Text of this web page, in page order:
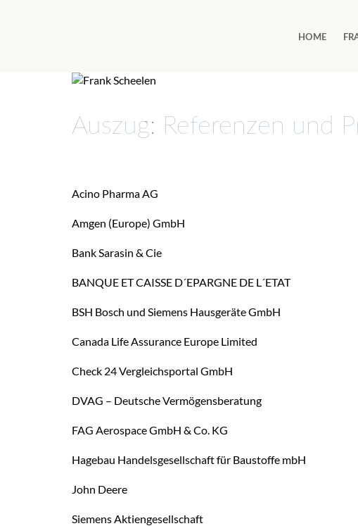
HOME
Auszug: Referenzen und
Acino Pharma AG
Amgen (Europe) GmbH
Bank Sarasin & Cie
BANQUE ET CAISSE D´EPARGNE DE L´ETAT
BSH Bosch und Siemens Hausgeräte GmbH
Canada Life Assurance Europe Limited
Check 24 Vergleichsportal GmbH
DVAG – Deutsche Vermögensberatung
FAG Aerospace GmbH & Co. KG
Hagebau Handelsgesellschaft für Baustoffe mbH
John Deere
Siemens Aktiengesellschaft